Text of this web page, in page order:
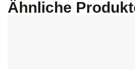
Ähnliche